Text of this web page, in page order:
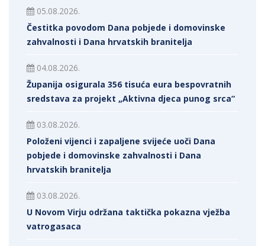
05.08.2026.
Čestitka povodom Dana pobjede i domovinske
zahvalnosti i Dana hrvatskih branitelja
04.08.2026.
Županija osigurala 356 tisuća eura bespovratnih
sredstava za projekt „Aktivna djeca punog srca“
03.08.2026.
Položeni vijenci i zapaljene svijeće uoči Dana
pobjede i domovinske zahvalnosti i Dana
hrvatskih branitelja
03.08.2026.
U Novom Virju održana taktička pokazna vježba
vatrogasaca